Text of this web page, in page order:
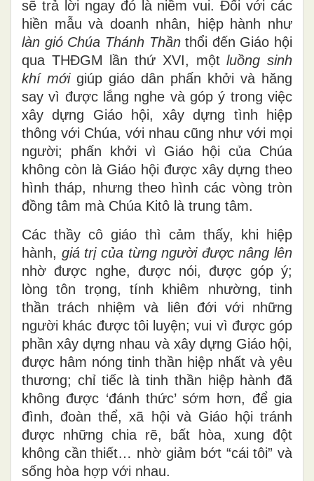
sẽ trả lời ngay đó là niềm vui. Đối với các
hiền mẫu và doanh nhân, hiệp hành như
làn gió Chúa Thánh Thầnthổi đến Giáo hội
qua THĐGM lần thứ XVI, mộtluồng sinh
khí mới giúp giáo dân phấn khởi và hăng
say vì được lắng nghe và góp ý trong việc
xây dựng Giáo hội, xây dựng tình hiệp
thông với Chúa, với nhau cũng như với mọi
người; phấn khởi vì Giáo hội của Chúa
không còn là Giáo hội được xây dựng theo
hình tháp, nhưng theo hình các vòng tròn
đồng tâm mà Chúa Kitô là trung tâm.
Các thầy cô giáo thì cảm thấy, khi hiệp
hành, giá trị của từng người được nâng lên
nhờ được nghe, được nói, được góp ý;
lòng tôn trọng, tính khiêm nhường, tinh
thần trách nhiệm và liên đới với những
người khác được tôi luyện; vui vì được góp
phần xây dựng nhau và xây dựng Giáo hội,
được hâm nóng tinh thần hiệp nhất và yêu
thương; chỉ tiếc là tinh thần hiệp hành đã
không được ‘đánh thức’ sớm hơn, để gia
đình, đoàn thể, xã hội và Giáo hội tránh
được những chia rẽ, bất hòa, xung đột
không cần thiết… nhờ giảm bớt “cái tôi” và
sống hòa hợp với nhau.